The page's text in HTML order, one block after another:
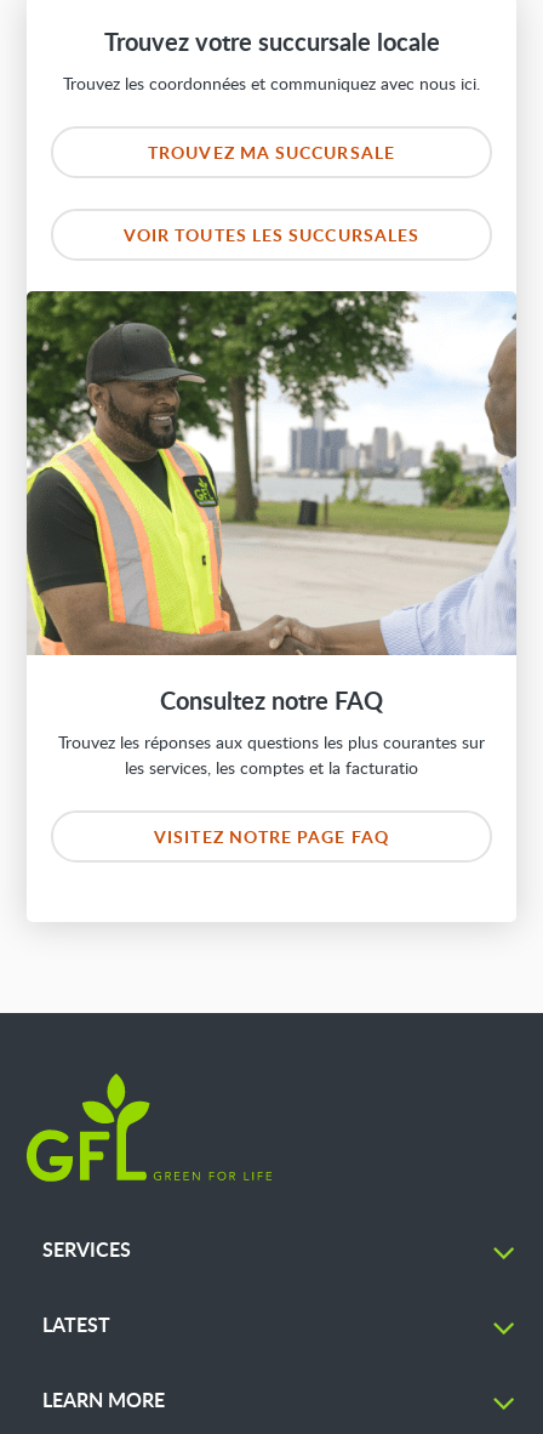
Trouvez votre succursale locale
Trouvez les coordonnées et communiquez avec nous ici.
TROUVEZ MA SUCCURSALE
VOIR TOUTES LES SUCCURSALES
Consultez notre FAQ
Trouvez les réponses aux questions les plus courantes sur
les services, les comptes et la facturatio
VISITEZ NOTRE PAGE FAQ
SERVICES
LATEST
LEARN MORE